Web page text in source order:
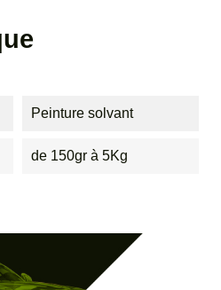
Peinture solvant
de 150gr à 5Kg